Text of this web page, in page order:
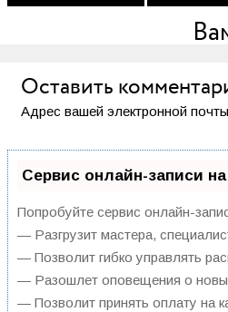
Оставить
Адрес вашей электронной
Сервис онлайн-записи
Попробуйте сервис онлайн-
— Разгрузит мастера,
— Позволит гибко управлять
— Разошлет оповещения о
— Позволит принять оплату на